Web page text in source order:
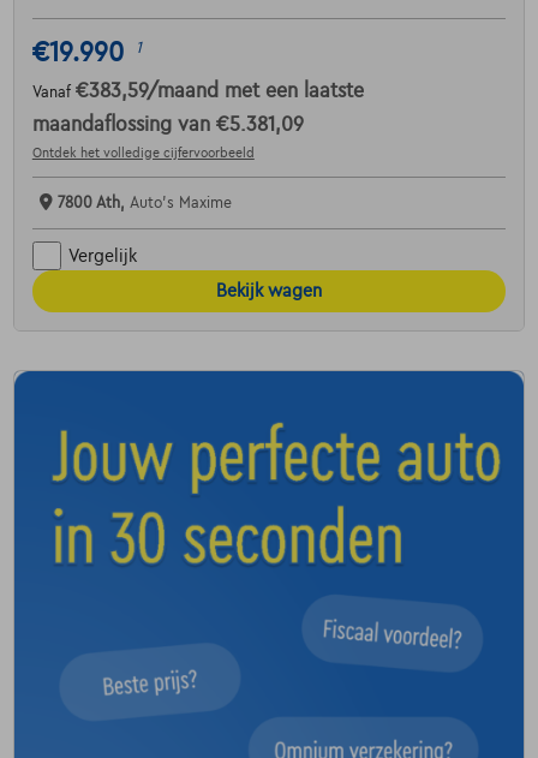
€19.990 1
Vanaf €383,59/maand met een laatste
maandaflossing van €5.381,09
Ontdek het volledige cijfervoorbeeld
7800 Ath, Auto's Maxime
Vergelijk
Bekijk wagen